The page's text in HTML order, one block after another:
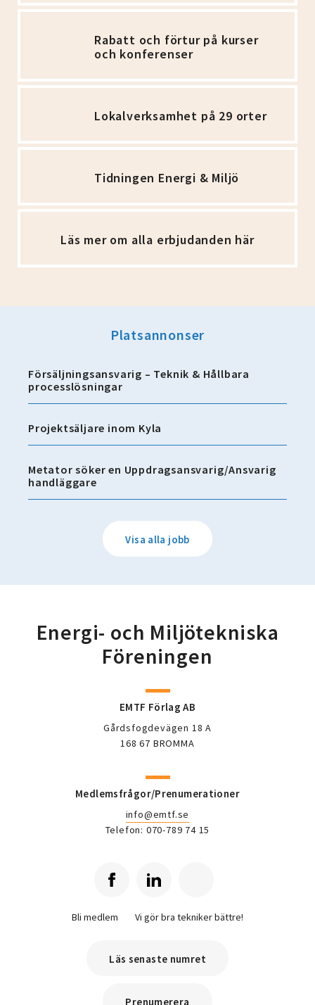
Rabatt och förtur på kurser
och konferenser
Lokalverksamhet på 29 orter
Tidningen Energi & Miljö
Läs mer om alla erbjudanden här
Platsannonser
Försäljningsansvarig – Teknik & Hållbara
processlösningar
Projektsäljare inom Kyla
Metator söker en Uppdragsansvarig/Ansvarig
handläggare
Visa alla jobb
Energi- och Miljötekniska
Föreningen
EMTF Förlag AB
Gårdsfogdevägen 18 A
168 67 BROMMA
Medlemsfrågor/Prenumerationer
info@emtf.se
Telefon: 070-789 74 15
Bli medlem Vi gör bra tekniker bättre!
Läs senaste numret
Prenumerera